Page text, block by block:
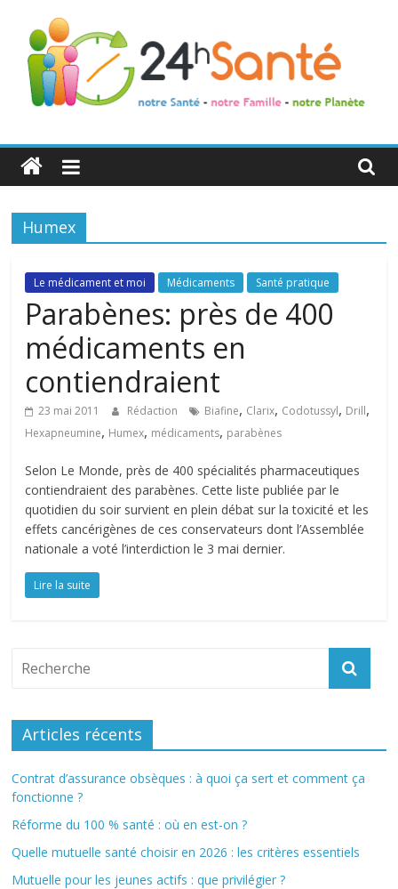
24h
Santé
La
de
toute
famille
Humex
Le médicament et moi Médicaments Santé pratique
Parabènes: près de 400
médicaments en
contiendraient
23 mai 2011 Rédaction Biafine, Clarix, Codotussyl, Drill,
Hexapneumine, Humex, médicaments, parabènes
Selon Le Monde, près de 400 spécialités pharmaceutiques
contiendraient des parabènes. Cette liste publiée par le
quotidien du soir survient en plein débat sur la toxicité et les
effets cancérigènes de ces conservateurs dont l’Assemblée
nationale a voté l’interdiction le 3 mai dernier.
Lire la suite
Articles récents
Contrat d’assurance obsèques : à quoi ça sert et comment ça
fonctionne ?
Réforme du 100 % santé : où en est-on ?
Quelle mutuelle santé choisir en 2026 : les critères essentiels
Mutuelle pour les jeunes actifs : que privilégier ?